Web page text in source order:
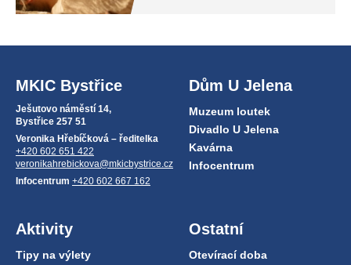
MKIC Bystřice
Ješutovo náměstí 14,
Bystřice 257 51
Veronika Hřebíčková – ředitelka
+420 602 651 422
veronikahrebickova@mkicbystrice.cz
Infocentrum +420 602 667 162
Dům U Jelena
Muzeum loutek
Divadlo U Jelena
Kavárna
Infocentrum
Aktivity
Tipy na výlety
Ostatní
Otevírací doba